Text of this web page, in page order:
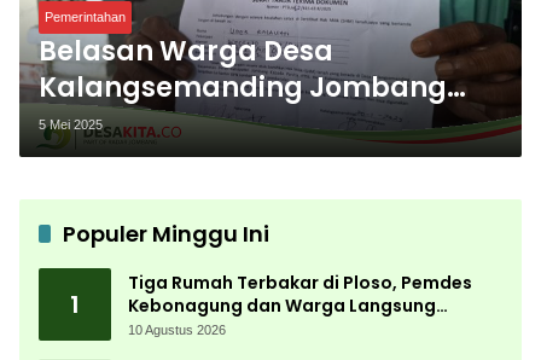
Pemerintahan
Belasan Warga Desa
Kalangsemanding Jombang
Ajukan Revisi Sertifikat PTSL, Ini
Penyebabnya
5 Mei 2025
Populer Minggu Ini
1
Tiga Rumah Terbakar di Ploso, Pemdes
Kebonagung dan Warga Langsung
Bergerak Bantu Korban
10 Agustus 2026